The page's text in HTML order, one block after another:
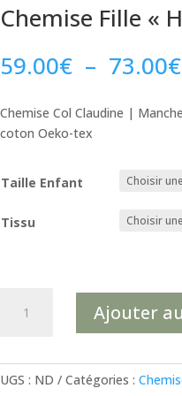
Chemise Fille «
59.00€ – 73.00€
Chemise Col Claudine |
coton Oeko-tex
Taille Enfant
Tissu
"HORTENSIA"
Ajouter
UGS : ND Catégories :